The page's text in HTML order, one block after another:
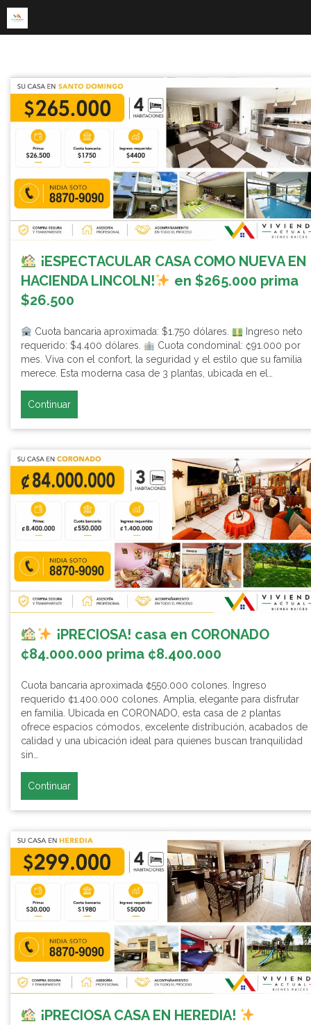
Skip
content
¡ESPECTACULAR CASA COMO NUEVA EN
HACIENDA LINCOLN!
en $265.000 prima
$26.500
Cuota bancaria aproximada: $1.750 dólares.
Ingreso neto
requerido: $4.400 dólares.
Cuota condominal: ₡91.000 por
mes. Viva con el confort, la seguridad y el estilo que su familia
merece. Esta moderna casa de 3 plantas, ubicada en el…
Continuar
¡PRECIOSA! casa en CORONADO
¢84.000.000 prima ¢8.400.000
Cuota bancaria aproximada ¢550.000 colones. Ingreso
requerido ¢1.400.000 colones. Amplia, elegante para disfrutar
en familia. Ubicada en CORONADO, esta casa de 2 plantas
ofrece espacios cómodos, excelente distribución, acabados de
calidad y una ubicación ideal para quienes buscan tranquilidad
sin…
Continuar
¡PRECIOSA CASA EN HEREDIA!